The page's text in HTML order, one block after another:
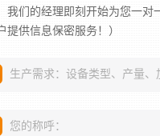
我们的经理即刻开始为您一
提供信息保密服务！）
生产需求：设备类型、产量、
您的称呼：